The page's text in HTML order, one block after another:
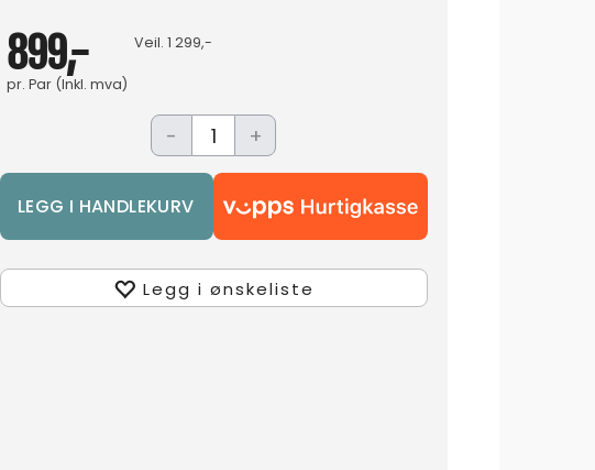
899,-
pr. Par (Inkl. mva)
Veil. 1 299,-
- +
Legg i ønskeliste